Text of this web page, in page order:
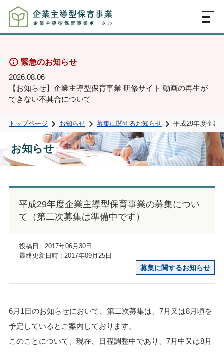
MENU
緊急のお知らせ
2026.08.06
【お知らせ】企業主導型保育事業 研修サイト 動画の再生が
できない不具合について
トップページ お知らせ 募集に関するお知らせ 平成29年度企業
お知らせ
平成29年度企業主導型保育事業の募集につい
て（第二次募集は準備中です）
投稿日 : 2017年06月30日
最終更新日時 : 2017年09月25日
募集に関するお知らせ
6月1日のお知らせにおいて、第二次募集は、7月又は8月頃を
予定しているとご案内しております。
このことについて、現在、日程調整中であり、7月中又は8月